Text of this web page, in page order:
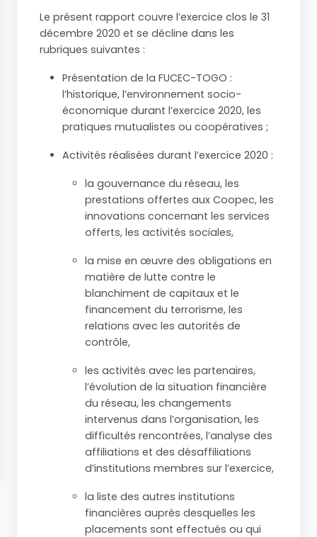
Le présent rapport couvre l’exercice clos le 31
décembre 2020 et se décline dans les
rubriques suivantes :
Présentation de la FUCEC-TOGO :
l’historique, l’environnement socio-
économique durant l’exercice 2020, les
pratiques mutualistes ou coopératives ;
Activités réalisées durant l’exercice 2020 :
la gouvernance du réseau, les
prestations offertes aux Coopec, les
innovations concernant les services
offerts, les activités sociales,
la mise en œuvre des obligations en
matière de lutte contre le
blanchiment de capitaux et le
financement du terrorisme, les
relations avec les autorités de
contrôle,
les activités avec les partenaires,
l’évolution de la situation financière
du réseau, les changements
intervenus dans l’organisation, les
difficultés rencontrées, l’analyse des
affiliations et des désaffiliations
d’institutions membres sur l’exercice,
la liste des autres institutions
financières auprès desquelles les
placements sont effectués ou qui